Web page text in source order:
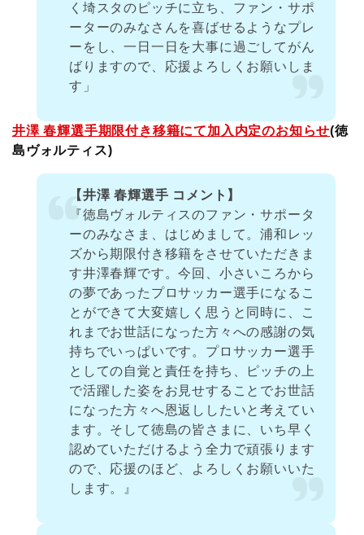
く埼スタのピッチに立ち、ファン・サポ
ーターのみなさんを喜ばせるようなプレ
ーをし、一日一日を大事に過ごしてがん
ばりますので、応援よろしくお願いしま
す」
井澤 春輝選手期限付き移籍にて加入内定のお知らせ(徳
島ヴォルティス)
【井澤 春輝選手 コメント】
『徳島ヴォルティスのファン・サポータ
ーのみなさま、はじめまして。浦和レッ
ズから期限付き移籍をさせていただきま
す井澤春輝です。今回、小さいころから
の夢であったプロサッカー選手になるこ
とができて大変嬉しく思うと同時に、こ
れまでお世話になった方々への感謝の気
持ちでいっぱいです。プロサッカー選手
としての自覚と責任を持ち、ピッチの上
で活躍した姿をお見せすることでお世話
になった方々へ恩返ししたいと考えてい
ます。そして徳島の皆さまに、いち早く
認めていただけるよう全力で頑張ります
ので、応援のほど、よろしくお願いいた
します。』